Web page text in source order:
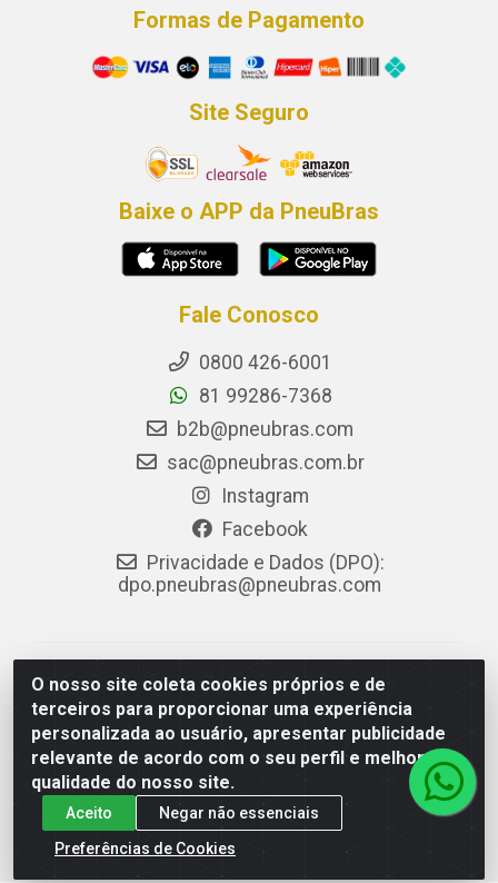
O nosso site coleta cookies próprios e de
terceiros para proporcionar uma experiência
personalizada ao usuário, apresentar publicidade
relevante de acordo com o seu perfil e melhorar a
qualidade do nosso site.
Aceito
Negar não essenciais
Preferências de Cookies
Formas de Pagamento
Site Seguro
Baixe o APP da PneuBras
Fale Conosco
0800 426-6001
81 99286-7368
b2b@pneubras.com
sac@pneubras.com.br
Instagram
Facebook
Privacidade e Dados (DPO):
dpo.pneubras@pneubras.com
PneuBras - Rodovia BR-101, KM 82 - Prazeres,
Jaboatão dos Guararapes/PE - CEP 54.335-000 - CNPJ
08.678.386/0001-05 - Pneubras Comércio de Pneus
Ltda